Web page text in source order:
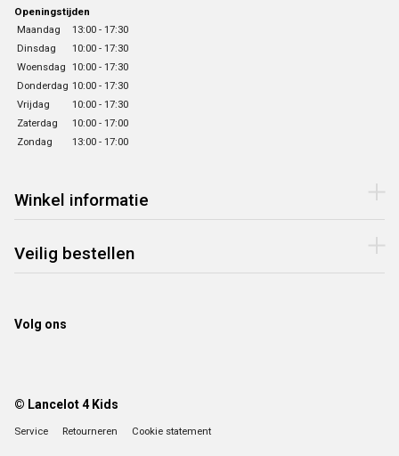
Openingstijden
Maandag
13:00 - 17:30
Dinsdag
10:00 - 17:30
Woensdag 10:00 - 17:30
Donderdag 10:00 - 17:30
Vrijdag
10:00 - 17:30
Zaterdag
10:00 - 17:00
Zondag
13:00 - 17:00
Winkel informatie
Veilig bestellen
Volg ons
© Lancelot 4 Kids
Service Retourneren Cookie statement